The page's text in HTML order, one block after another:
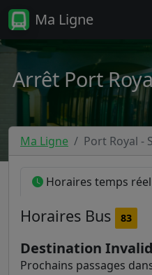
Ma Ligne
Arrêt Port
Ma Ligne Port Royal -
Horaires temps réel
Horaires Bus 83
Destination
Prochains passages